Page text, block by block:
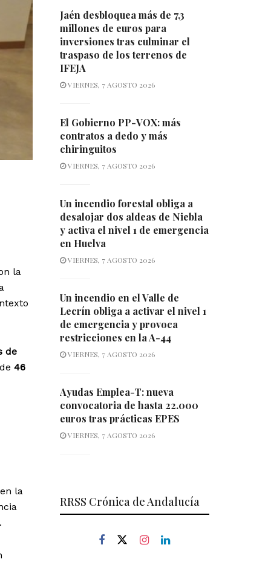
la
de
46
la
Jaén desbloquea más de 7,3
millones de euros para
inversiones tras culminar el
traspaso de los terrenos de
IFEJA
VIERNES, 7 AGOSTO 2026
El Gobierno PP-VOX: más
contratos a dedo y más
chiringuitos
VIERNES, 7 AGOSTO 2026
Un incendio forestal obliga a
desalojar dos aldeas de Niebla
y activa el nivel 1 de emergencia
en Huelva
VIERNES, 7 AGOSTO 2026
Un incendio en el Valle de
Lecrín obliga a activar el nivel 1
de emergencia y provoca
restricciones en la A-44
VIERNES, 7 AGOSTO 2026
Ayudas Emplea-T: nueva
convocatoria de hasta 22.000
euros tras prácticas EPES
VIERNES, 7 AGOSTO 2026
RRSS Crónica de Andalucía